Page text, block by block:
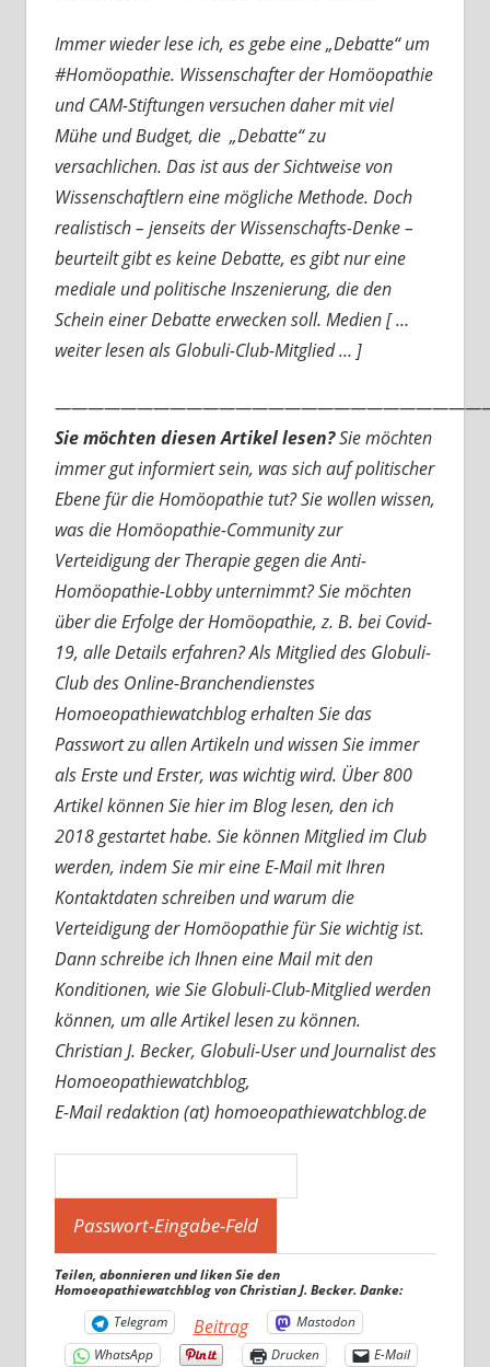
Immer wieder lese ich, es gebe eine „Debatte“ um
#Homöopathie. Wissenschafter der Homöopathie
und CAM-Stiftungen versuchen daher mit viel
Mühe und Budget, die „Debatte“ zu
versachlichen. Das ist aus der Sichtweise von
Wissenschaftlern eine mögliche Methode. Doch
realistisch – jenseits der Wissenschafts-Denke –
beurteilt gibt es keine Debatte, es gibt nur eine
mediale und politische Inszenierung, die den
Schein einer Debatte erwecken soll. Medien [ …
weiter lesen als Globuli-Club-Mitglied … ]
Sie möchten diesen Artikel lesen?Sie möchten
immer gut informiert sein, was sich auf politischer
Ebene für die Homöopathie tut? Sie wollen wissen,
was die Homöopathie-Community zur
Verteidigung der Therapie gegen die Anti-
Homöopathie-Lobby unternimmt? Sie möchten
über die Erfolge der Homöopathie, z. B. bei Covid-
19, alle Details erfahren? Als Mitglied des Globuli-
Club des Online-Branchendienstes
Homoeopathiewatchblog erhalten Sie das
Passwort zu allen Artikeln und wissen Sie immer
als Erste und Erster, was wichtig wird. Über 800
Artikel können Sie hier im Blog lesen, den ich
2018 gestartet habe. Sie können Mitglied im Club
werden, indem Sie mir eine E-Mail mit Ihren
Kontaktdaten schreiben und warum die
Verteidigung der Homöopathie für Sie wichtig ist.
Dann schreibe ich Ihnen eine Mail mit den
Konditionen, wie Sie Globuli-Club-Mitglied werden
können, um alle Artikel lesen zu können.
Christian J. Becker, Globuli-User und Journalist des
Homoeopathiewatchblog,
E-Mail redaktion (at) homoeopathiewatchblog.de
Teilen, abonnieren und liken Sie den
Homoeopathiewatchblog von Christian J. Becker. Danke:
Telegram
Beitrag
Mastodon
WhatsApp
Drucken E-Mail